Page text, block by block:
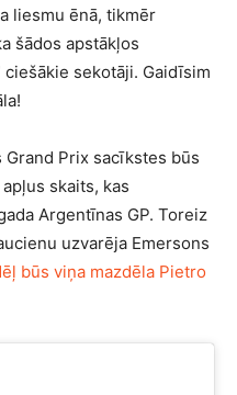
liesmu ēnā, tikmēr
šādos apstākļos
ciešākie sekotāji. Gaidīsim
Grand Prix sacīkstes būs
skaits, kas
Argentīnas GP. Toreiz
uzvarēja Emersons
būs viņa mazdēla Pietro